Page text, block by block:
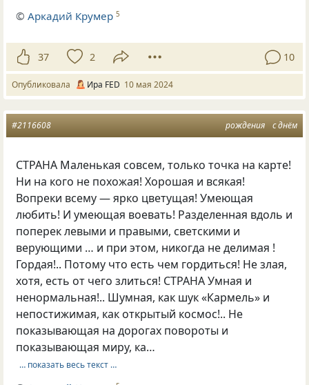
©Аркадий Крумер 5
37 2 10
Опубликовала Ира FED 10 мая 2024
рождения с днём
#2116608
СТРАНА Маленькая совсем, только точка на карте!
Ни на кого не похожая! Хорошая и всякая!
Вопреки всему — ярко цветущая! Умеющая
любить! И умеющая воевать! Разделенная вдоль и
поперек левыми и правыми, светскими и
верующими … и при этом, никогда не делимая !
Гордая!.. Потому что есть чем гордиться! Не злая,
хотя, есть от чего злиться! СТРАНА Умная и
ненормальная!.. Шумная, как шук «Кармель» и
непостижимая, как открытый космос!.. Не
показывающая на дорогах повороты и
показывающая миру, ка…
… показать весь текст …